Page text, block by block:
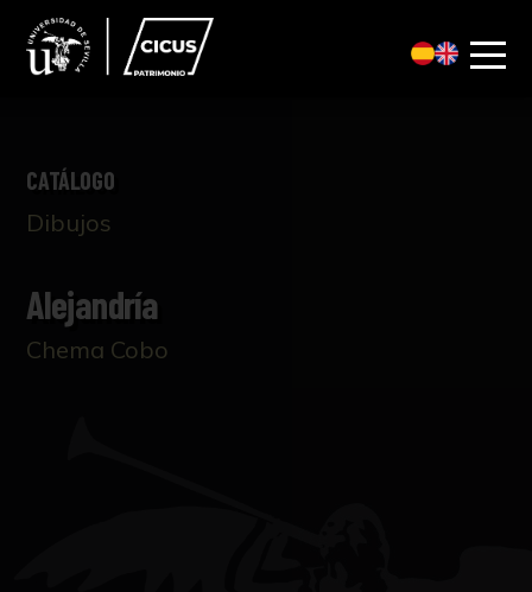
CATÁLOGO
Dibujos
Alejandría
Chema Cobo